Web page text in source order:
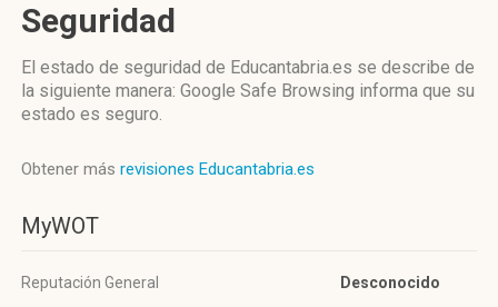
Seguridad
El estado de seguridad de Educantabria.es se describe de
la siguiente manera: Google Safe Browsing informa que su
estado es seguro.
Obtener más revisiones Educantabria.es
MyWOT
Reputación General Desconocido